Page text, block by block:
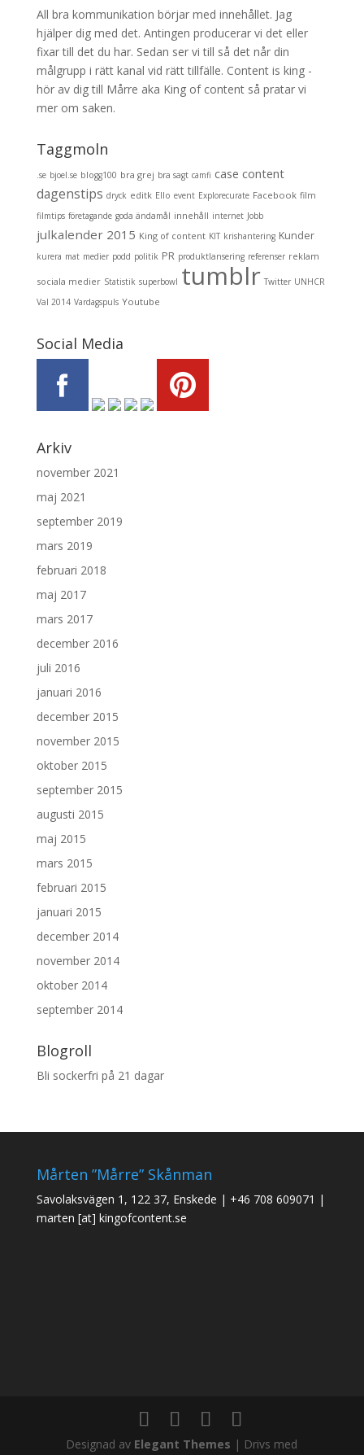
All bra kommunikation börjar med innehållet. Jag
hjälper dig med det. Antingen producerar vi det eller
fixar till det du har. Sedan ser vi till så det når din
målgrupp i rätt kanal vid rätt tillfälle. Content is king -
hör av dig till Mårre aka King of content så pratar vi
mer om saken.
Taggmoln
.se bjoel.se blogg100 bra grej bra sagt camfi case content
dagenstips dryck editk Ello event Explorecurate Facebook film
filmtips företagande goda ändamål innehåll internet Jobb
julkalender 2015 King of content KIT krishantering Kunder
kurera mat medier podd politik PR produktlansering referenser reklam
sociala medier Statistik superbowl tumblr Twitter UNHCR
Val 2014 Vardagspuls Youtube
Social Media
Arkiv
november 2021
maj 2021
september 2019
mars 2019
februari 2018
maj 2017
mars 2017
december 2016
juli 2016
januari 2016
december 2015
november 2015
oktober 2015
september 2015
augusti 2015
maj 2015
mars 2015
februari 2015
januari 2015
december 2014
november 2014
oktober 2014
september 2014
Blogroll
Bli sockerfri på 21 dagar
Mårten ”Mårre” Skånman
Savolaksvägen 1, 122 37, Enskede | +46 708 609071 |
marten [at] kingofcontent.se
Designad av Elegant Themes | Drivs med